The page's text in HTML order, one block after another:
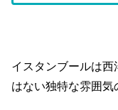
イスタンブールは西
はない独特な雰囲気